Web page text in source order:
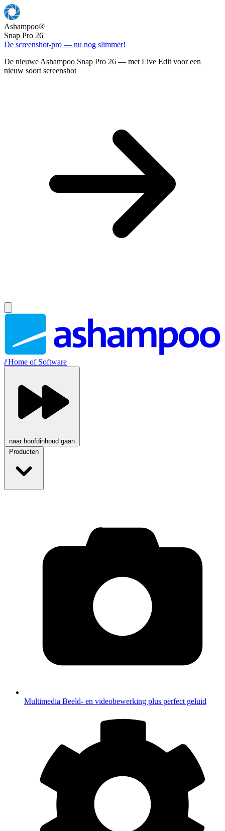
Ashampoo®
Snap Pro 26
De screenshot-pro — nu nog slimmer!
De nieuwe Ashampoo Snap Pro 26 — met Live Edit voor een
nieuw soort screenshot
//Home of Software
naar hoofdinhoud gaan
Producten
Multimedia Beeld- en videobewerking plus perfect geluid